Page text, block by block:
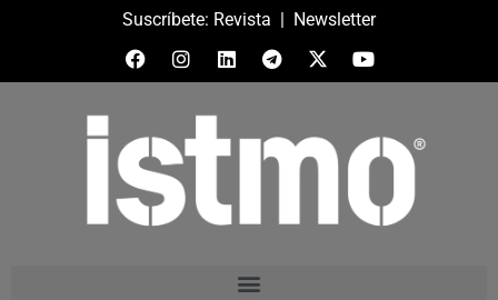
Suscríbete: Revista | Newsletter